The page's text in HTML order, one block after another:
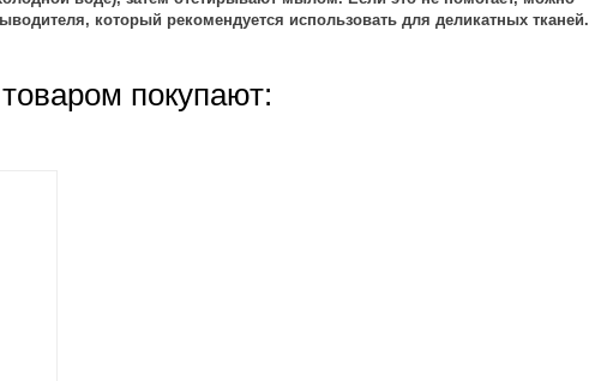
который рекомендуется использовать для деликатных тканей.
покупают: